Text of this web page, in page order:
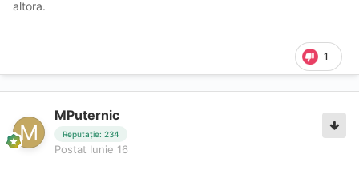
altora.
1
MPuternic
Reputație: 234
Postat Iunie 16